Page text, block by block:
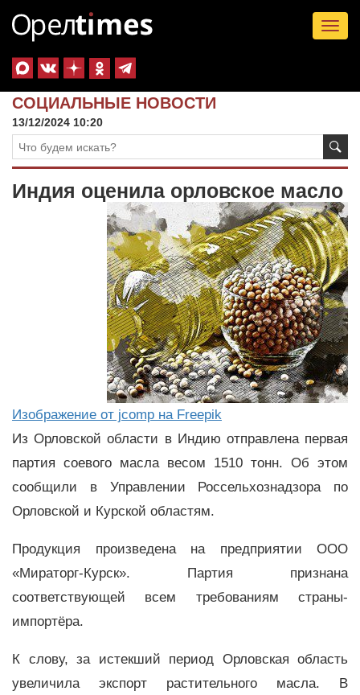
СОЦИАЛЬНЫЕ НОВОСТИ
13/12/2024 10:20
Индия оценила орловское масло
Изображение от jcomp на Freepik
Из Орловской области в Индию отправлена первая
партия соевого масла весом 1510 тонн. Об этом
сообщили в Управлении Россельхознадзора по
Орловской и Курской областям.
Продукция произведена на предприятии ООО
«Мираторг-Курск». Партия признана
соответствующей всем требованиям страны-
импортёра.
К слову, за истекший период Орловская область
увеличила экспорт растительного масла. В